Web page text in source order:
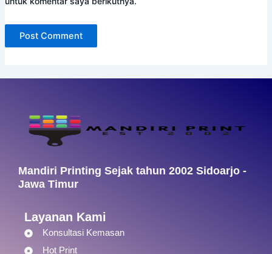
Mandiri Printing Sejak tahun 2002 Sidoarjo -
Jawa Timur
Layanan Kami
Konsultasi Kemasan
Hot Print